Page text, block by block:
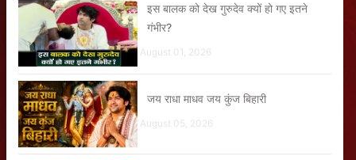
इस बालक को देख गुरुदेव क्यों हो गए इतने
गंभीर?
August 01, 2026
जय राधा माधव जय कुंज बिहारी
August 05, 2026